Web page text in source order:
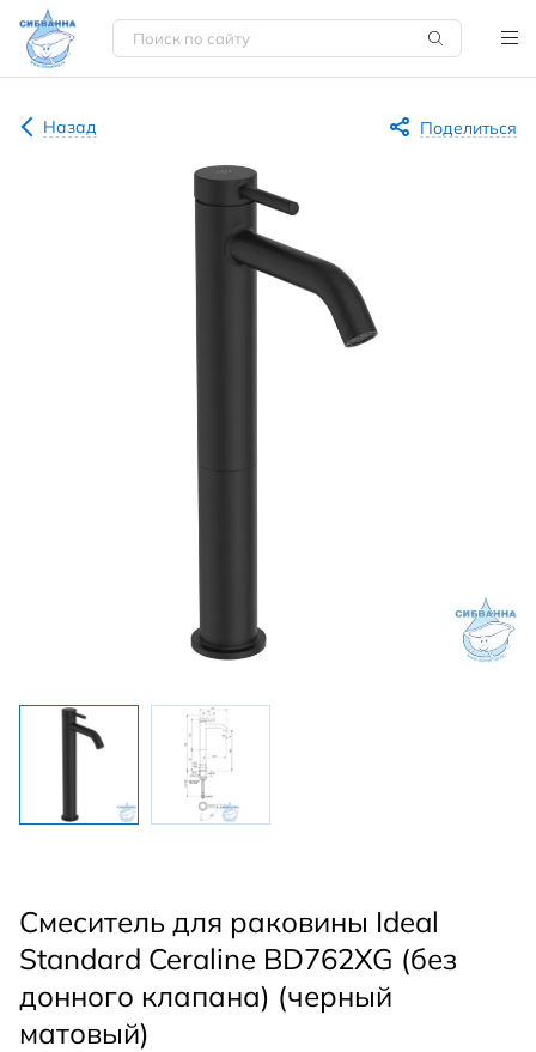
Назад Поделиться
Смеситель для раковины Ideal
Standard Ceraline BD762XG (без
донного клапана) (черный
матовый)